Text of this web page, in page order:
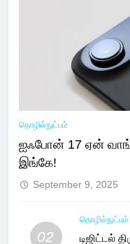
தொழில்நுட்பம்
ஐஃபோன் 17 ஏன்
இங்கே!
September 9, 2025
02
தொழில்நுட்பம்
டிஜிட்டல்